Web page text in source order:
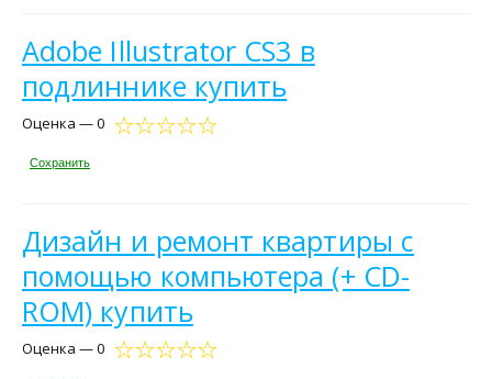
Adobe Illustrator CS3 в
подлиннике купить
Оценка — 0
Сохранить
Дизайн и ремонт квартиры с
помощью компьютера (+ CD-
ROM) купить
Оценка — 0